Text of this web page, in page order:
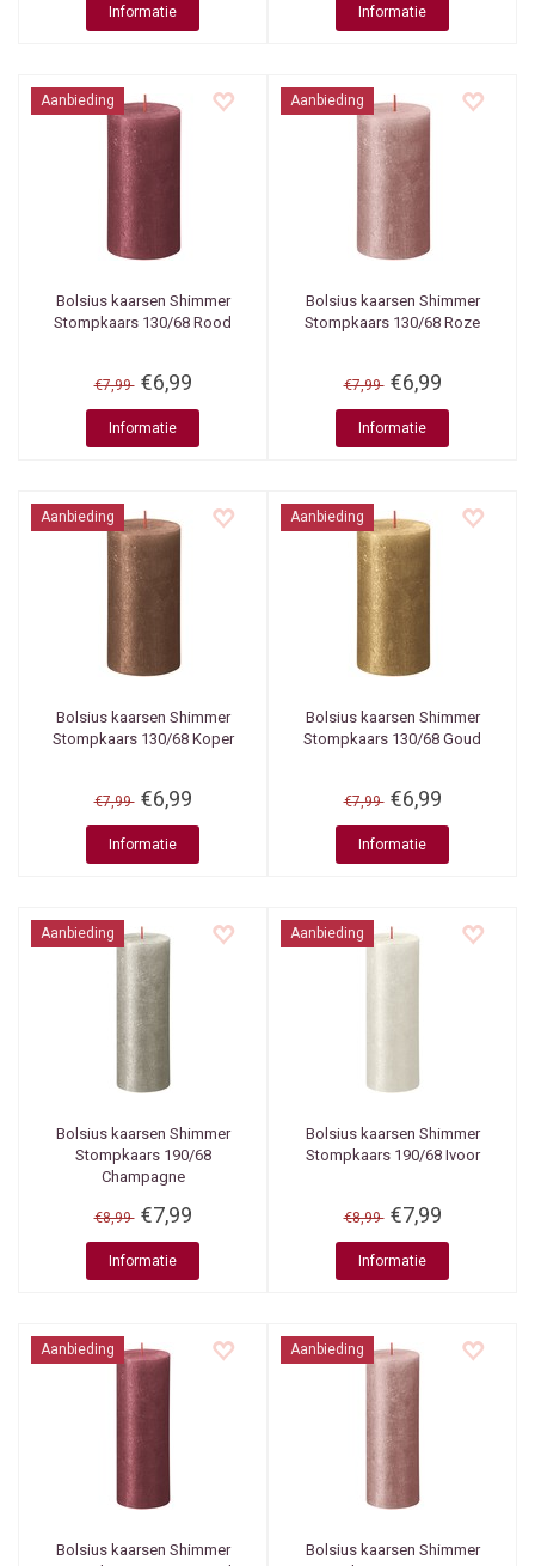
Informatie Informatie
Aanbieding
Bolsius kaarsen Shimmer
Stompkaars 130/68 Rood
€7,99 €6,99
Informatie
Aanbieding
Bolsius kaarsen Shimmer
Stompkaars 130/68 Roze
€7,99 €6,99
Informatie
Aanbieding
Bolsius kaarsen Shimmer
Stompkaars 130/68 Koper
€7,99 €6,99
Informatie
Aanbieding
Bolsius kaarsen Shimmer
Stompkaars 130/68 Goud
€7,99 €6,99
Informatie
Aanbieding
Bolsius kaarsen Shimmer
Stompkaars 190/68
Champagne
€8,99 €7,99
Informatie
Aanbieding
Bolsius kaarsen Shimmer
Stompkaars 190/68 Ivoor
€8,99 €7,99
Informatie
Aanbieding
Bolsius kaarsen Shimmer
Aanbieding
Bolsius kaarsen Shimmer